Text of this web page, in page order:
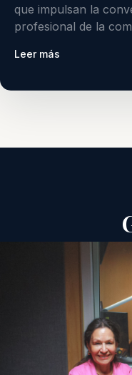
que impulsan la
profesional de la
Leer más